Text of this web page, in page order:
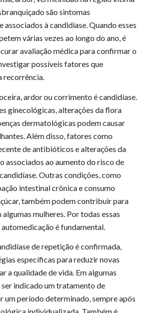
são sintomas
associados à candidíase. Quando esses
várias vezes ao longo do ano, é
avaliação médica para confirmar o
possíveis fatores que
recorrência.
ardor ou corrimento é candidíase.
ginecológicas, alterações da flora
dermatológicas podem causar
Além disso, fatores como
de antibióticos e alterações da
associados ao aumento do risco de
Outras condições, como
intestinal crônica e consumo
também podem contribuir para
algumas mulheres. Por todas essas
é fundamental.
de repetição é confirmada,
específicas para reduzir novas
a qualidade de vida. Em algumas
ser indicado um tratamento de
um período determinado, sempre após